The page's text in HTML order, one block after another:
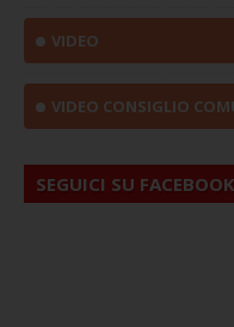
VIDEO
VIDEO CONSIGLIO
SEGUICI SU FACEBOOK